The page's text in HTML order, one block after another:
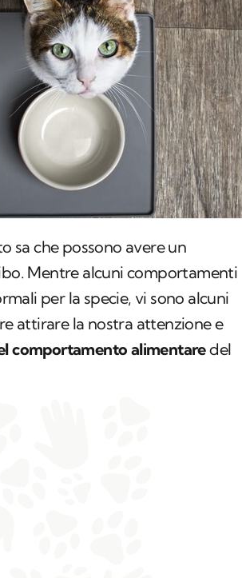
sa che possono avere un
Mentre alcuni comportamenti
per la specie, vi sono alcuni
attirare la nostra attenzione e
comportamento alimentaredel